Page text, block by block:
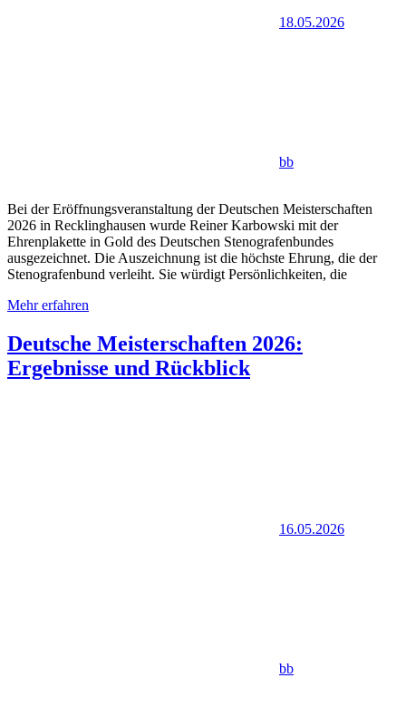
18.05.2026
bb
Bei der Eröffnungsveranstaltung der Deutschen Meisterschaften
2026 in Recklinghausen wurde Reiner Karbowski mit der
Ehrenplakette in Gold des Deutschen Stenografenbundes
ausgezeichnet. Die Auszeichnung ist die höchste Ehrung, die der
Stenografenbund verleiht. Sie würdigt Persönlichkeiten, die
Mehr erfahren
Deutsche Meisterschaften 2026:
Ergebnisse und Rückblick
16.05.2026
bb